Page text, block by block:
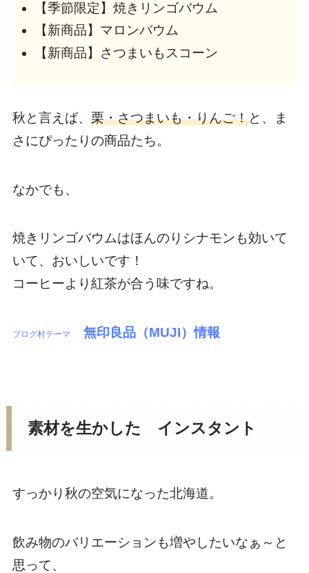
【季節限定】焼きリンゴバウム
【新商品】マロンバウム
【新商品】さつまいもスコーン
秋と言えば、 栗・さつまいも・りんご！と、ま
さにぴったりの商品たち。
なかでも、
焼きリンゴバウムはほんのりシナモンも効いて
いて、おいしいです！
コーヒーより紅茶が合う味ですね。
ブログ村テーマ 無印良品（MUJI）情報
素材を生かした インスタント
すっかり秋の空気になった北海道。
飲み物のバリエーションも増やしたいなぁ～と
思って、